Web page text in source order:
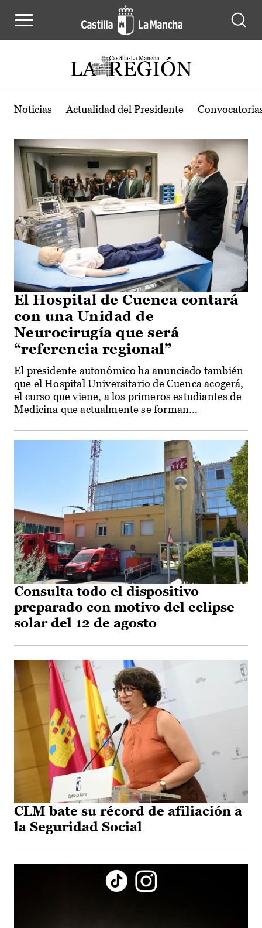
Actualidad de la región de Castilla-
Noticias Actualidad del Presidente
El Hospital de Cuenca contará
con una Unidad de
Neurocirugía que será
“referencia regional”
El presidente autonómico ha anunciado también
que el Hospital Universitario de Cuenca acogerá,
el curso que viene, a los primeros estudiantes de
Medicina que actualmente se forman...
Consulta todo el dispositivo
preparado con motivo del eclipse
solar del 12 de agosto
CLM bate su récord de afiliación a
la Seguridad Social